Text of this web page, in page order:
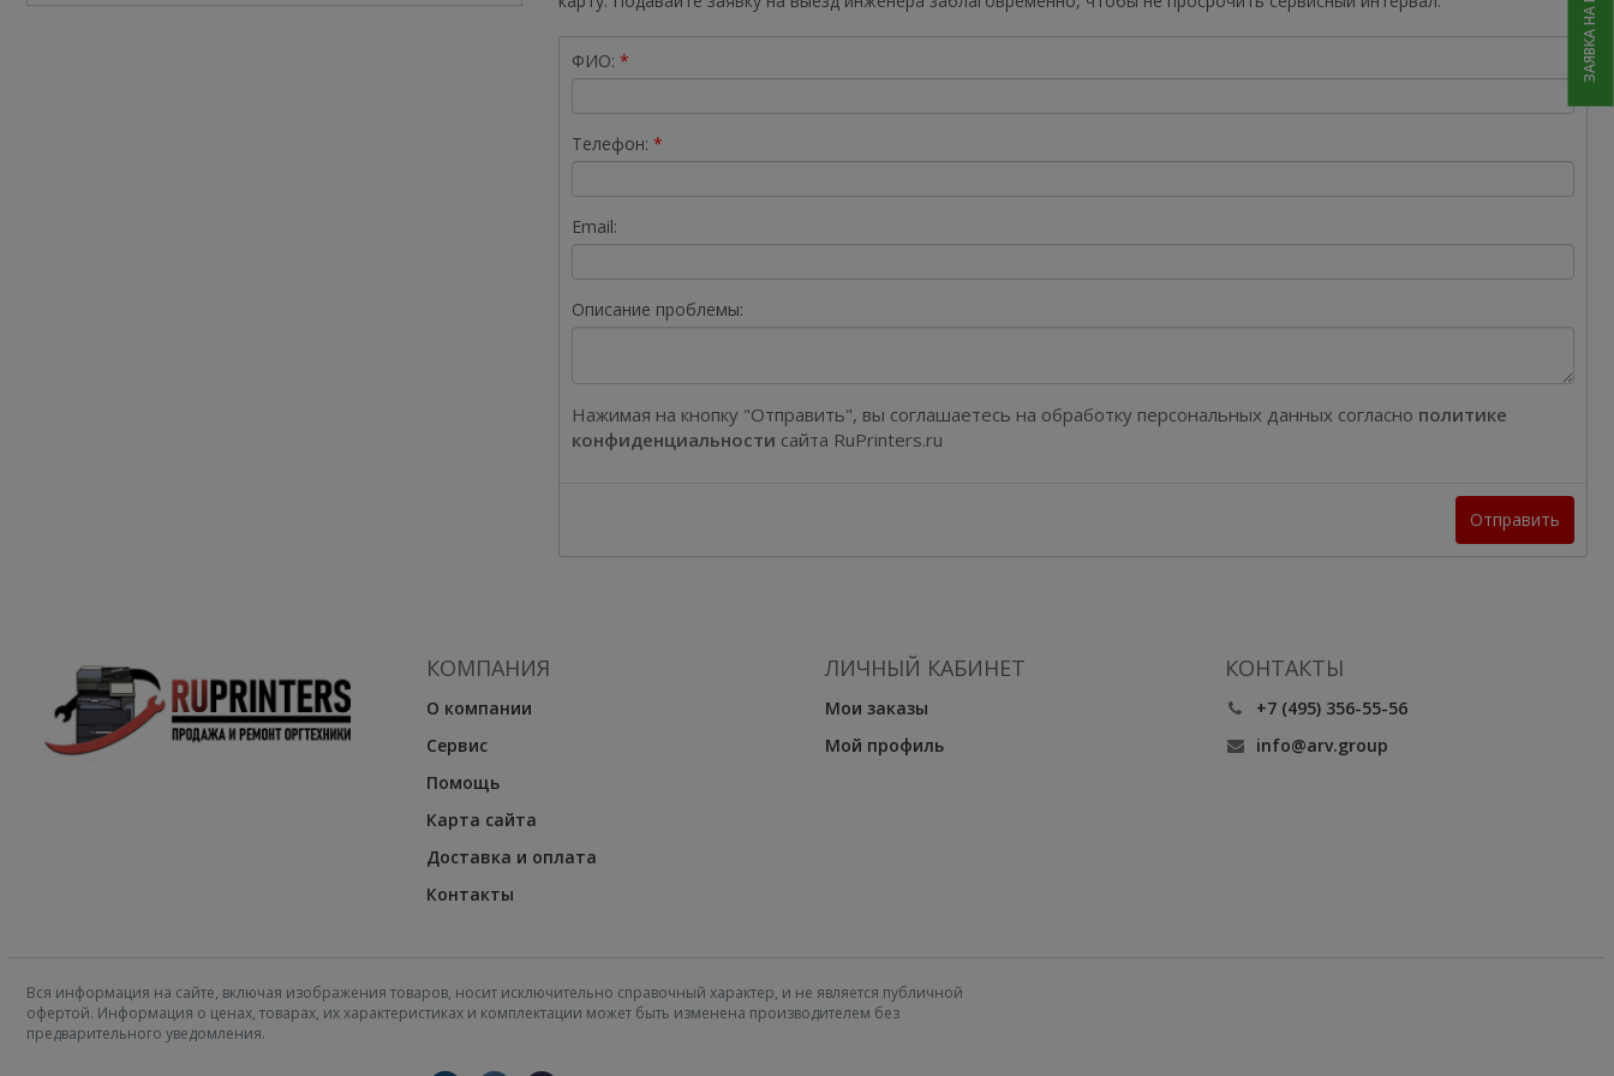
ФИО:
Телефон:
Email:
Описание проблемы:
Нажимая на кнопку "Отправить", вы соглашаетесь на обработку персональных данных согласно политике
конфиденциальности сайта RuPrinters.ru
Отправить
КОМПАНИЯ
О компании
Сервис
Помощь
Карта сайта
Доставка и оплата
Контакты
ЛИЧНЫЙ КАБИНЕТ
Мои заказы
Мой профиль
КОНТАКТЫ
+7 (495) 356-55-56
info@arv.group
Вся информация на сайте, включая изображения товаров, носит исключительно справочный характер, и не является публичной
офертой. Информация о ценах, товарах, их характеристиках и комплектации может быть изменена производителем без
предварительного уведомления.